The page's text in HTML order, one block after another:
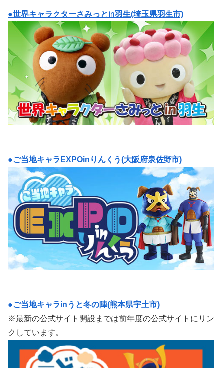
●世界キャラクターさみっとin羽生(埼玉県羽生市)
●ご当地キャラEXPOinりんくう(大阪府泉佐野市)
●ご当地キャラinうと冬の陣(熊本県宇土市)
※最新の公式サイト開設までは前年度の公式サイトにリン
クしています。